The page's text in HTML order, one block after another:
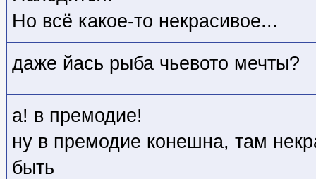
Но всё какое-то некрасивое...
даже йась рыба чьевото мечты?
а! в премодие!
ну в премодие конешна, там
быть